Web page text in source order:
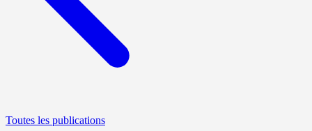
Toutes les publications